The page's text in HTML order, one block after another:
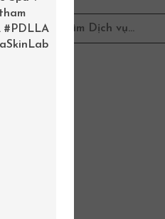
#PDLLA